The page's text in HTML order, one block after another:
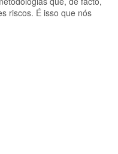
riscos. É isso que nós